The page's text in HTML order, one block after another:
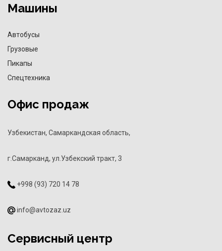
Машины
Автобусы
Грузовые
Пикапы
Спецтехника
Офис продаж
Узбекистан, Самаркандская область,
г.Самарканд, ул.Узбекский тракт, 3
+998 (93) 720 14 78
info@avtozaz.uz
Сервисный центр